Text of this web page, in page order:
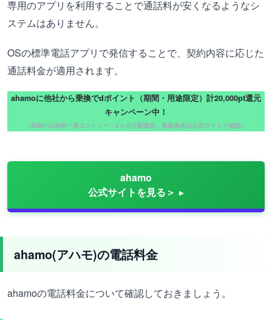
専用のアプリを利用することで通話料が安くなるようなシ
ステムはありません。
OSの標準電話アプリで発信することで、契約内容に応じた
通話料金が適用されます。
ahamoに他社から乗換でdポイント（期間・用途限定）計20,000pt還元
キャンペーン中！
（SIMのみ契約・要エントリー・5ヶ月分割進呈。最新条件は公式サイトで確認）
ahamo
公式サイトを見る＞
ahamo(アハモ)の電話料金
ahamoの電話料金について確認しておきましょう。